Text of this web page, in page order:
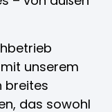
unserem
breites
das sowohl